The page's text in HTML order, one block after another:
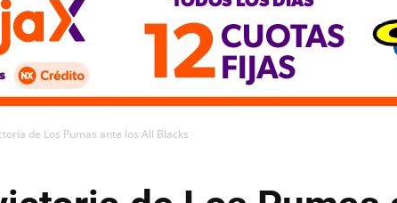
de Los Pumas ante los All Blacks